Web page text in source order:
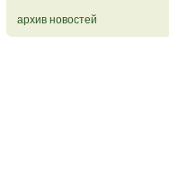
архив новостей